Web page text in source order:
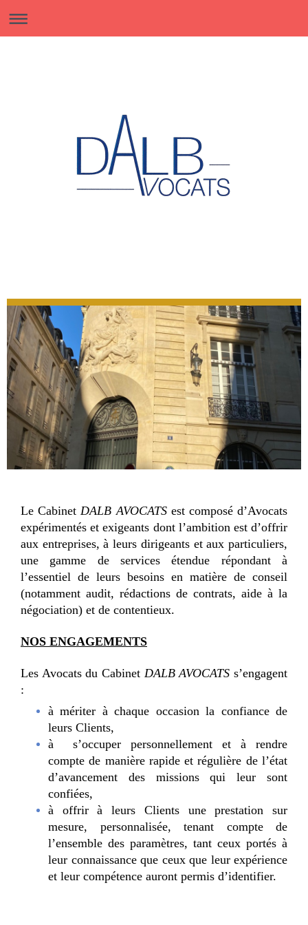
Le CabinetDALB AVOCATSest composé d’Avocats
expérimentés et exigeants dont l’ambition est d’offrir
aux entreprises, à leurs dirigeants et aux particuliers,
une gamme de services étendue répondant à
l’essentiel de leurs besoins en matière de conseil
(notamment audit, rédactions de contrats, aide à la
négociation) et de contentieux.
NOS ENGAGEMENTS
Les Avocats du Cabinet DALB AVOCATS s’engagent
:
à mériter à chaque occasion la confiance de
leurs Clients,
à s’occuper personnellement et à rendre
compte de manière rapide et régulière de l’état
d’avancement des missions qui leur sont
confiées,
à offrir à leurs Clients une prestation sur
mesure, personnalisée, tenant compte de
l’ensemble des paramètres, tant ceux portés à
leur connaissance que ceux que leur expérience
et leur compétence auront permis d’identifier.